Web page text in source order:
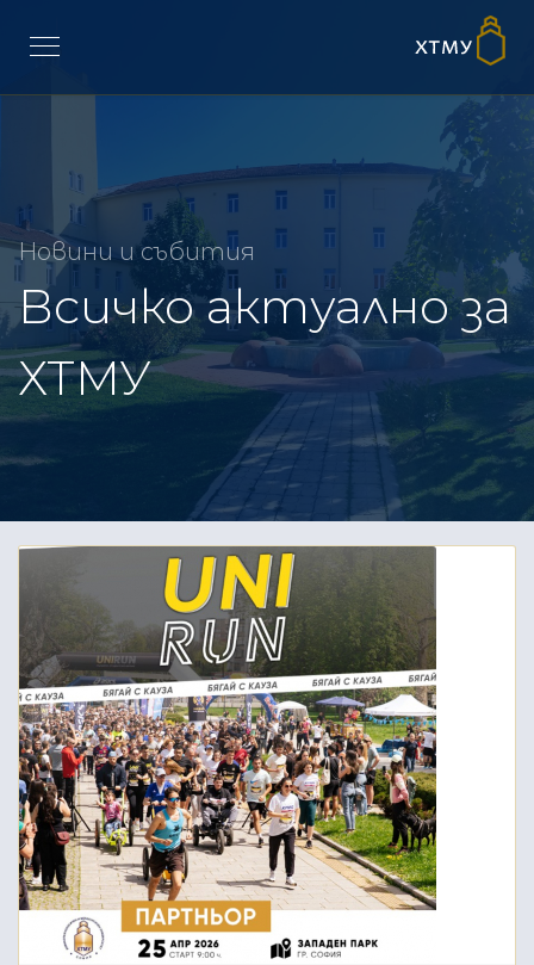
Новини и събития
Всичко актуално за
ХТМУ